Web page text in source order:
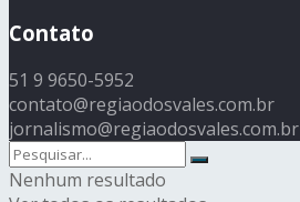
Contato
51 9 9650-5952
contato@regiaodosvales.com.br
jornalismo@regiaodosvales.com.br
Nenhum resultado